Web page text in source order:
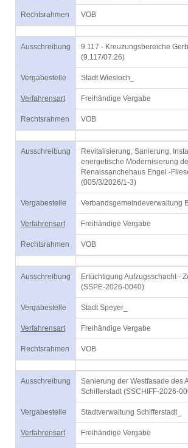
Rechtsrahmen VOB
Ausschreibung
9.117 - Kreuzungsbereiche
(9.117/07.26)
Vergabestelle Stadt Wiesloch_
Verfahrensart Freihändige Vergabe
Rechtsrahmen VOB
Ausschreibung
Revitalisierung, Sanierung,
energetische Modernisierung
Renaissanchehaus Engel -
(005/3/2026/1-3)
Vergabestelle Verbandsgemeindeverwaltung
Verfahrensart Freihändige Vergabe
Rechtsrahmen VOB
Ausschreibung
Ertüchtigung Aufzugsschacht -
(SSPE-2026-0040)
Vergabestelle Stadt Speyer_
Verfahrensart Freihändige Vergabe
Rechtsrahmen VOB
Ausschreibung
Sanierung der Westfasade des
Schifferstadt (SSCHIFF-2026-
Vergabestelle Stadtverwaltung Schifferstadt_
Verfahrensart Freihändige Vergabe